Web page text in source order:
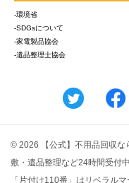
-環境省
-SDGsについて
-家電製品協会
-遺品整理士協会
© 2026 【公式】不用品回収な
敷・遺品整理など24時間受付中
「片付け110番」はリベラル